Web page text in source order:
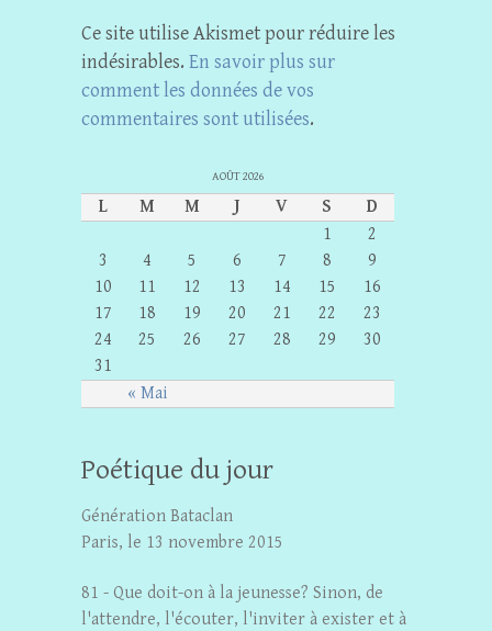
Ce site utilise Akismet pour réduire les
indésirables. En savoir plus sur
comment les données de vos
commentaires sont utilisées.
AOÛT 2026
L M M J V S D
« Mai
1
2
3
4 5 6 7 8
9
10
11 12 13 14 15
16
17
18 19 20 21 22
23
24
25 26 27 28 29
30
31
Poétique du jour
Génération Bataclan
Paris, le 13 novembre 2015
81 - Que doit-on à la jeunesse? Sinon, de
l'attendre, l'écouter, l'inviter à exister et à